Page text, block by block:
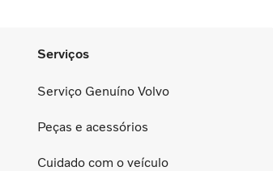
Serviços
Serviço Genuíno Volvo
Peças e acessórios
Cuidado com o veículo